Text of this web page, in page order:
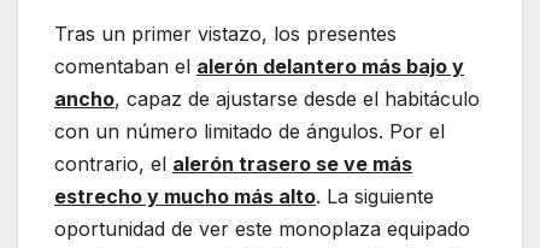
Tras un primer vistazo, los presentes
comentaban el alerón delantero más bajo y
ancho, capaz de ajustarse desde el habitáculo
con un número limitado de ángulos. Por el
contrario, el alerón trasero se ve más
estrecho y mucho más alto. La siguiente
oportunidad de ver este monoplaza equipado